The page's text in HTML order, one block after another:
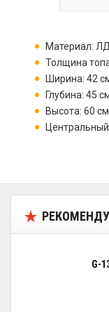
Материал:
Толщина
Ширина: 42
Глубина: 45
Высота: 60 см
G-